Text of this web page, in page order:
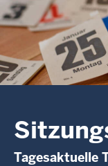
Tagesaktuelle